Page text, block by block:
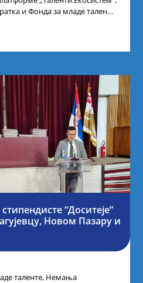
и Фонда за младе таленте
“Доситеје”
Новом Пазару и
таленте, Немања